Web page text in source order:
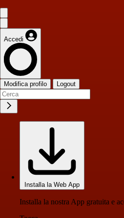
Accedi
Modifica profilo Logout
Installa la Web App
Installa la nostra App gratuita e